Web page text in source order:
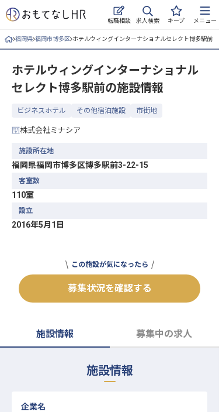
転職相談 求人検索 キープ メニュー
ログイン
求人・施設を探す
おもてなしHRについて
ご利用の流れ
無料 転職サポートに申し込む
福岡県 福岡市博多区 ホテルウィングインターナショナルセレクト博多駅前
ホテルウィングインターナショナル
セレクト博多駅前の施設情報
ビジネスホテル その他宿泊施設 市街地
株式会社ミナシア
施設所在地
福岡県福岡市博多区博多駅前3-22-15
客室数
110室
設立
2016年5月1日
この施設が気になったら
募集状況を確認する
施設情報 募集中の求人
施設情報
企業名